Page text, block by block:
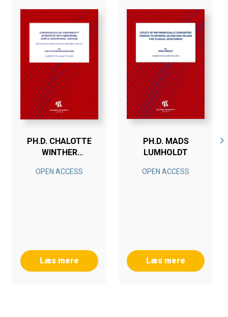
PH.D. CHALOTTE
WINTHER
OPEN ACCESS
Læs mere
PH.D. MADS
LUMHOLDT
OPEN ACCESS
Læs mere